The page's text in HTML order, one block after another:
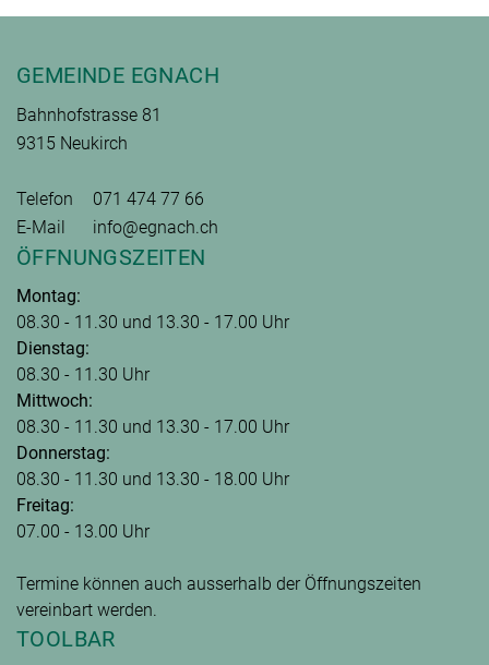
Fusszeile
GEMEINDE EGNACH
Bahnhofstrasse 81
9315 Neukirch
Telefon
071 474 77 66
E-Mail
info@egnach.ch
ÖFFNUNGSZEITEN
Montag:
08.30 - 11.30 und 13.30 - 17.00 Uhr
Dienstag:
08.30 - 11.30 Uhr
Mittwoch:
08.30 - 11.30 und 13.30 - 17.00 Uhr
Donnerstag:
08.30 - 11.30 und 13.30 - 18.00 Uhr
Freitag:
07.00 - 13.00 Uhr
Termine können auch ausserhalb der Öffnungszeiten
vereinbart werden.
TOOLBAR